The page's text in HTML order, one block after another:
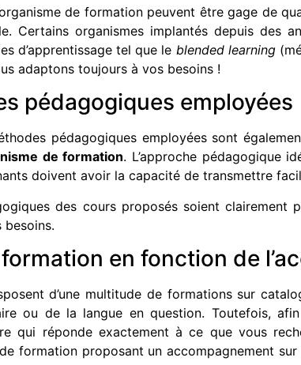
de formation peuvent être gage de
Certains organismes implantés depuis des
d’apprentissage tel que le blended learning
adaptons toujours à vos besoins !
pédagogiques employées
pédagogiques employées sont
de formation. L’approche pédagogique
doivent avoir la capacité de transmettre
des cours proposés soient clairement
besoins.
en fonction de
d’une multitude de formations sur
ou de la langue en question. Toutefois,
qui réponde exactement à ce que vous
formation proposant un accompagnement